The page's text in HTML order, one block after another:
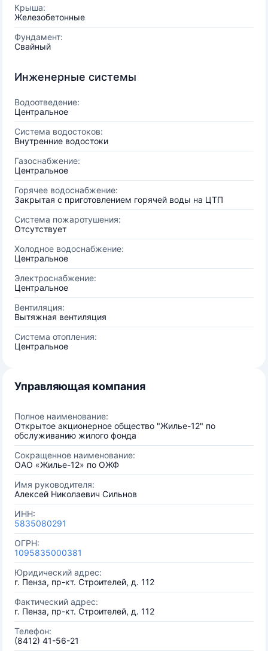
Крыша:
Железобетонные
Фундамент:
Свайный
Инженерные системы
Водоотведение:
Центральное
Система водостоков:
Внутренние водостоки
Газоснабжение:
Центральное
Горячее водоснабжение:
Закрытая с приготовлением горячей воды на ЦТП
Система пожаротушения:
Отсутствует
Холодное водоснабжение:
Центральное
Электроснабжение:
Центральное
Вентиляция:
Вытяжная вентиляция
Система отопления:
Центральное
Управляющая компания
Полное наименование:
Открытое акционерное общество "Жилье-12" по
обслуживанию жилого фонда
Сокращенное наименование:
ОАО «Жилье-12» по ОЖФ
Имя руководителя:
Алексей Николаевич Сильнов
ИНН:
5835080291
ОГРН:
1095835000381
Юридический адрес:
г. Пенза, пр-кт. Строителей, д. 112
Фактический адрес:
г. Пенза, пр-кт. Строителей, д. 112
Телефон:
(8412) 41-56-21